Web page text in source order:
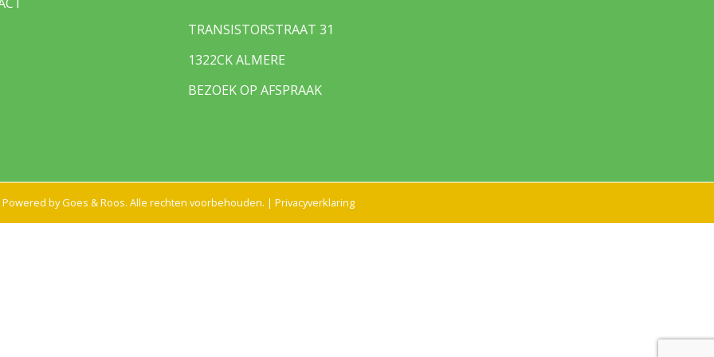
TRANSISTORSTRAAT 31
1322CK ALMERE
BEZOEK OP AFSPRAAK
Powered byGoes & Roos. Alle rechten voorbehouden. | Privacyverklaring